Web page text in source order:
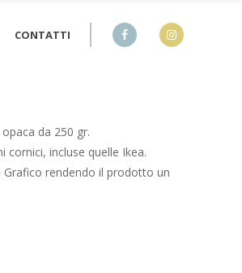
CONTATTI
da 250 gr.
cornici, incluse quelle Ikea.
rendendo il prodotto un